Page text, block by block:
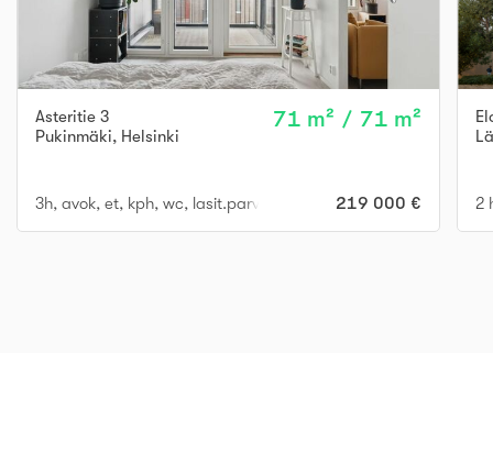
Asteritie 3
Pukinmäki, Helsinki
71 m² / 71 m²
3h, avok, et, kph, wc, lasit.parveke 219 000 € 2